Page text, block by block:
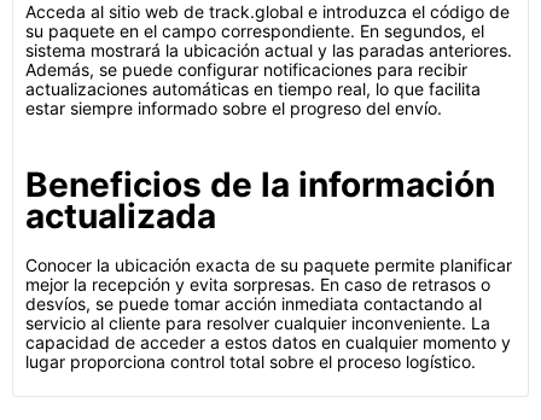
Acceda al sitio web de track.global e introduzca el código de
su paquete en el campo correspondiente. En segundos, el
sistema mostrará la ubicación actual y las paradas anteriores.
Además, se puede configurar notificaciones para recibir
actualizaciones automáticas en tiempo real, lo que facilita
estar siempre informado sobre el progreso del envío.
Beneficios de la información
actualizada
Conocer la ubicación exacta de su paquete permite planificar
mejor la recepción y evita sorpresas. En caso de retrasos o
desvíos, se puede tomar acción inmediata contactando al
servicio al cliente para resolver cualquier inconveniente. La
capacidad de acceder a estos datos en cualquier momento y
lugar proporciona control total sobre el proceso logístico.